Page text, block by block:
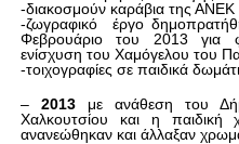
-διακοσμούν καράβια της ΑΝΕΚ
-ζωγραφικό
έργο
Φεβρουάριο του 2013 για
ενίσχυση του Χαμόγελου του
-τοιχογραφίες σε παιδικά
– 2013με ανάθεση του
Χαλκουτσίου και η
ανανεώθηκαν και άλλαξαν